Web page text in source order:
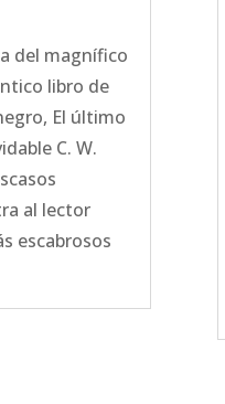
magnífico
libro de
El último
C. W.
al lector
escabrosos